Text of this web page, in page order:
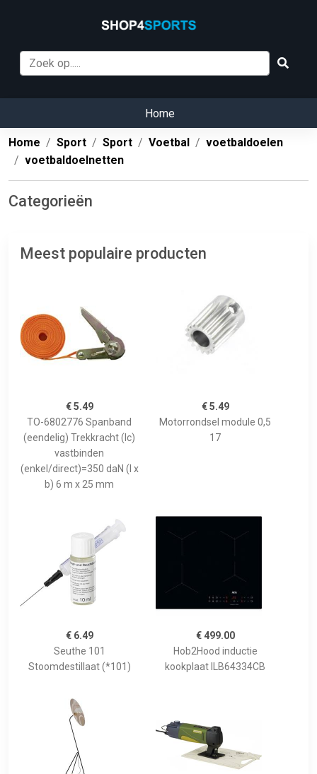
Home
Home Sport Sport Voetbal
voetbaldoelen
voetbaldoelnetten
Categorieën
Meest populaire producten
€ 5.49
TO-6802776 Spanband
(eendelig) Trekkracht (lc)
vastbinden
(enkel/direct)=350 daN (l x
b) 6 m x 25 mm
€ 5.49
Motorrondsel module 0,5
17
€ 6.49
Seuthe 101
Stoomdestillaat (*101)
€ 499.00
Hob2Hood inductie
kookplaat ILB64334CB